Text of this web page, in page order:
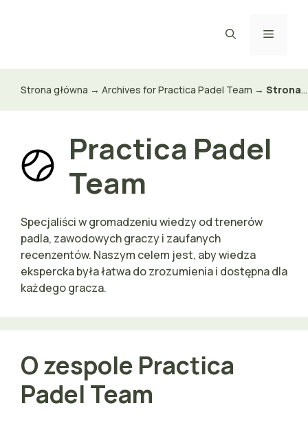
Menu
Strona główna → Archives for Practica Padel Team → Strona 9
Practica Padel
Team
Specjaliści w gromadzeniu wiedzy od trenerów
padla, zawodowych graczy i zaufanych
recenzentów. Naszym celem jest, aby wiedza
ekspercka była łatwa do zrozumienia i dostępna dla
każdego gracza.
O zespole Practica
Padel Team